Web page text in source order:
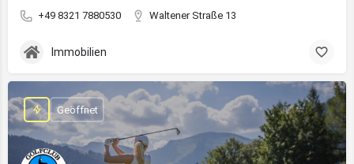
+49 8321 7880530 Waltener Straße 13
Immobilien
Geöffnet